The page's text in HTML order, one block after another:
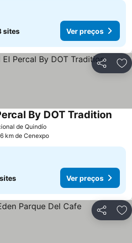
sites Ver preços
Partilhar
de QuindíoVer preços
By DOT TraditionVer
km de Cenexpo
Ver preços
Partilhar